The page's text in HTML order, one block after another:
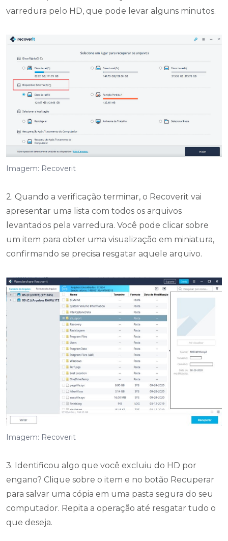
varredura pelo HD, que pode levar alguns minutos.
Imagem: Recoverit
2. Quando a verificação terminar, o Recoverit vai
apresentar uma lista com todos os arquivos
levantados pela varredura. Você pode clicar sobre
um item para obter uma visualização em miniatura,
confirmando se precisa resgatar aquele arquivo.
Imagem: Recoverit
3. Identificou algo que você excluiu do HD por
engano? Clique sobre o item e no botão Recuperar
para salvar uma cópia em uma pasta segura do seu
computador. Repita a operação até resgatar tudo o
que deseja.